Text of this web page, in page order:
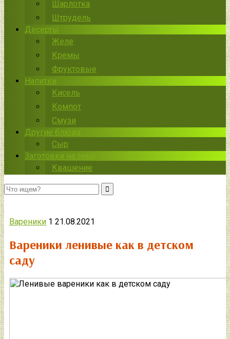
Шарлотка
Штрудель
Десерты
Желе
Кремы
Фруктовые
Напитки
Кисель
Компот
Смузи
Другие блюда
Сыр
Заготовки на зиму
Квашение
Вареники 1 21.08.2021
Вареники ленивые как в детском
саду